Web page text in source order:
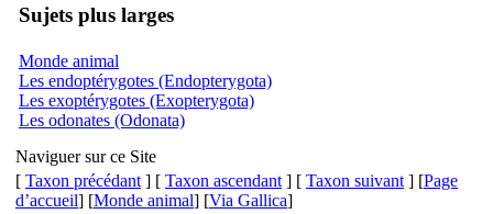
Sujets plus larges
Monde animal
Les endoptérygotes (Endopterygota)
Les exoptérygotes (Exopterygota)
Les odonates (Odonata)
Naviguer sur ce Site
[ Taxon précédant ] [ Taxon ascendant ] [ Taxon suivant ] [Page
d’accueil] [Monde animal] [Via Gallica]